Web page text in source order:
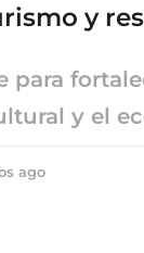
g
y
para
y el
ago